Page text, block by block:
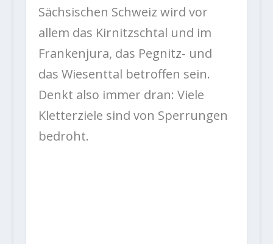
Sächsischen Schweiz wird vor
allem das Kirnitzschtal und im
Frankenjura, das Pegnitz- und
das Wiesenttal betroffen sein.
Denkt also immer dran: Viele
Kletterziele sind von Sperrungen
bedroht.